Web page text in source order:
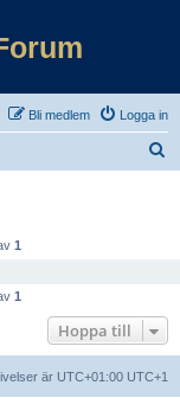
Logga in
Bli medlem
1
1
Hoppa till
är UTC+01:00 UTC+1